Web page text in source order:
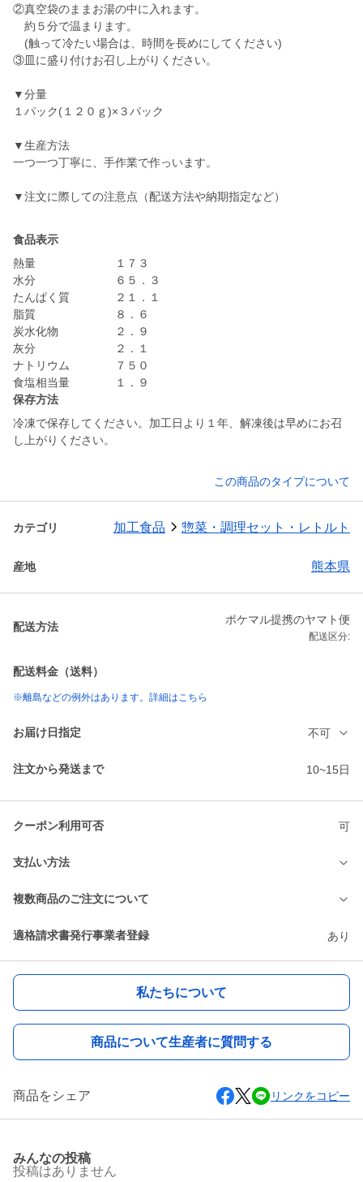
②真空袋のままお湯の中に入れます。
約５分で温まります。
(触って冷たい場合は、時間を長めにしてください)
③皿に盛り付けお召し上がりください。
▼分量
１パック(１２０ｇ)×３パック
▼生産方法
一つ一つ丁寧に、手作業で作っいます。
▼注文に際しての注意点（配送方法や納期指定など）
食品表示
熱量 １７３
水分 ６５．３
たんぱく質 ２１．１
脂質 ８．６
炭水化物 ２．９
灰分 ２．１
ナトリウム ７５０
食塩相当量 １．９
保存方法
冷凍で保存してください。加工日より１年、解凍後は早めにお召
し上がりください。
この商品のタイプについて
カテゴリ 加工食品 惣菜・調理セット・レトルト
産地 熊本県
配送方法
ポケマル提携のヤマト便
配送区分:
配送料金（送料）
※離島などの例外はあります。詳細はこちら
お届け日指定 不可
注文から発送まで 10~15日
クーポン利用可否 可
支払い方法
複数商品のご注文について
適格請求書発行事業者登録 あり
私たちについて
商品について生産者に質問する
商品をシェア リンクをコピー
みんなの投稿
投稿はありません